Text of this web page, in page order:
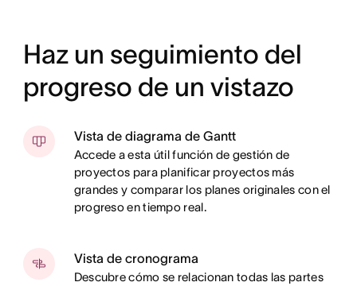
Haz un seguimiento del
progreso de un vistazo
Vista de diagrama de Gantt
Accede a esta útil función de gestión de
proyectos para planificar proyectos más
grandes y comparar los planes originales con el
progreso en tiempo real.
Vista de cronograma
Descubre cómo se relacionan todas las partes